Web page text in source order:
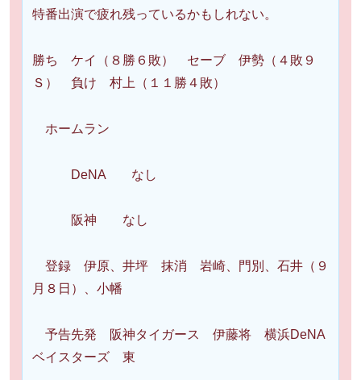
特番出演で疲れ残っているかもしれない。
勝ち ケイ（８勝６敗） セーブ 伊勢（４敗９
Ｓ） 負け 村上（１１勝４敗）
ホームラン
DeNA なし
阪神 なし
登録 伊原、井坪 抹消 岩崎、門別、石井（９
月８日）、小幡
予告先発 阪神タイガース 伊藤将 横浜DeNA
ベイスターズ 東